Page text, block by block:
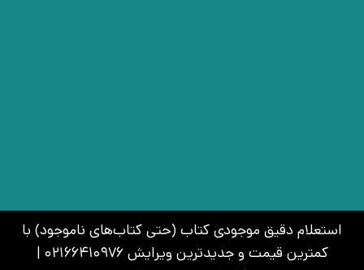
استعلام دقیق موجودی کتاب (حتی کتاب‌های ناموجود) با
کمترین قیمت و جدیدترین ویرایش 02166410976 |